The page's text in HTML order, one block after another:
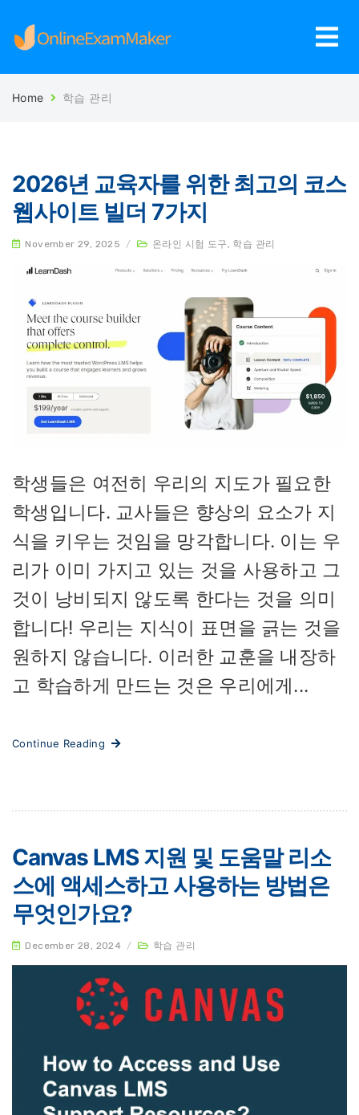
Home 학습 관리
2026년 교육자를 위한 최고의 코스
웹사이트 빌더 7가지
November 29, 2025 / 온라인 시험 도구 , 학습 관리
학생들은 여전히 ​​우리의 지도가 필요한
학생입니다. 교사들은 향상의 요소가 지
식을 키우는 것임을 망각합니다. 이는 우
리가 이미 가지고 있는 것을 사용하고 그
것이 낭비되지 않도록 한다는 것을 의미
합니다! 우리는 지식이 표면을 긁는 것을
원하지 않습니다. 이러한 교훈을 내장하
고 학습하게 만드는 것은 우리에게...
Continue Reading
Canvas LMS 지원 및 도움말 리소
스에 액세스하고 사용하는 방법은
무엇인가요?
December 28, 2024 / 학습 관리